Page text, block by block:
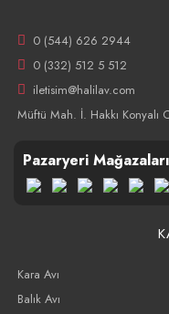
0 (544) 626 2944
0 (332) 512 5 512
iletisim@halilav.com
Müftü Mah. İ. Hakkı
Pazaryeri
Kara Avı
Balık Avı